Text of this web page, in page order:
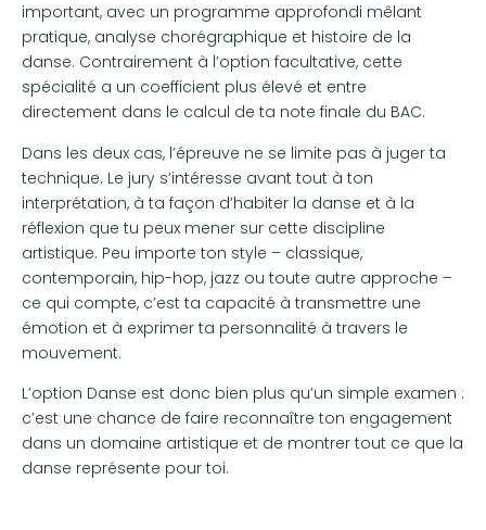
important, avec un programme approfondi mêlant
pratique, analyse chorégraphique et histoire de la
danse. Contrairement à l’option facultative, cette
spécialité a un coefficient plus élevé et entre
directement dans le calcul de ta note finale du BAC.
Dans les deux cas, l’épreuve ne se limite pas à juger ta
technique. Le jury s’intéresse avant tout à ton
interprétation, à ta façon d’habiter la danse et à la
réflexion que tu peux mener sur cette discipline
artistique. Peu importe ton style – classique,
contemporain, hip-hop, jazz ou toute autre approche –
ce qui compte, c’est ta capacité à transmettre une
émotion et à exprimer ta personnalité à travers le
mouvement.
L’option Danse est donc bien plus qu’un simple examen :
c’est une chance de faire reconnaître ton engagement
dans un domaine artistique et de montrer tout ce que la
danse représente pour toi.